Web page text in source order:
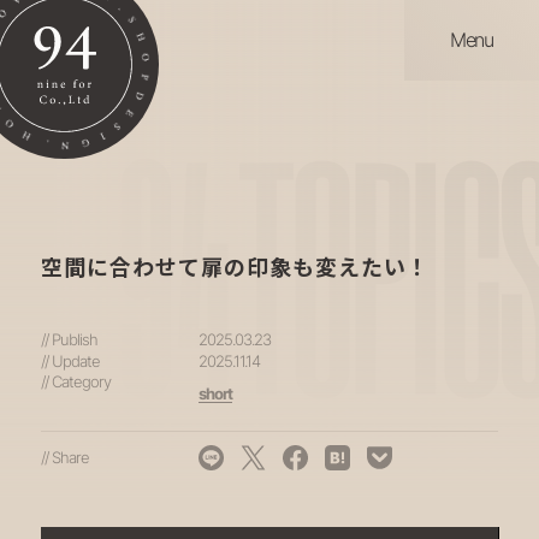
Menu
94
空間に合わせて扉の印象も変えたい！
// Publish
2025.03.23
// Update
2025.11.14
// Category
short
// Share